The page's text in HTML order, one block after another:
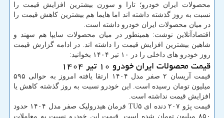
محصولات ایران خودرو؛ تارا و سورن بیشترین افزایش قیمت را
نسبت به روز گذشته داشته اند اما هایما هم بیشترین کاهش قیمت را
در میان محصولات ایران خودرو داشته است.
اقتصادآنلاین نوشت: همینطور در میان محصولات سایپا هم سهند و
شاهین بیشترین افزایش قیمت را داشته اند. در ادامه گزارش قیمت
روز خودرو های داخلی را در ۱۰ تیر ۱۴۰۴ بخوانید:
قیمت محصولات ایران خودرو ۱۰ تیر ۱۴۰۴
قیمت آریسان ۲ صفر مدل ۱۴۰۴ ارتقا یافته امروز به حوالی ۵۹۵
میلیون تومان رسیده است. این خودرو نسبت به روز گذشته کاهش یا
افزایش قیمت نداشته است.
قیمت پژو ۲۰۷ دنده ای TU۵ فرمان هیدرولیک صفر مدل ۱۴۰۴ حدود
۸۵۰ میلیون تومان شده است. قیمت این خودرو نسبت به معاملات